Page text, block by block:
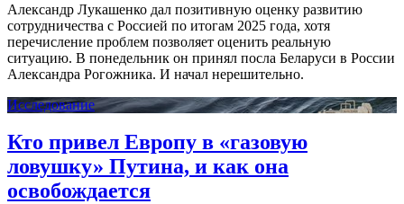
Александр Лукашенко дал позитивную оценку развитию
сотрудничества с Россией по итогам 2025 года, хотя
перечисление проблем позволяет оценить реальную
ситуацию. В понедельник он принял посла Беларуси в России
Александра Рогожника. И начал нерешительно.
Исследование
Кто привел Европу в «газовую
ловушку» Путина, и как она
освобождается